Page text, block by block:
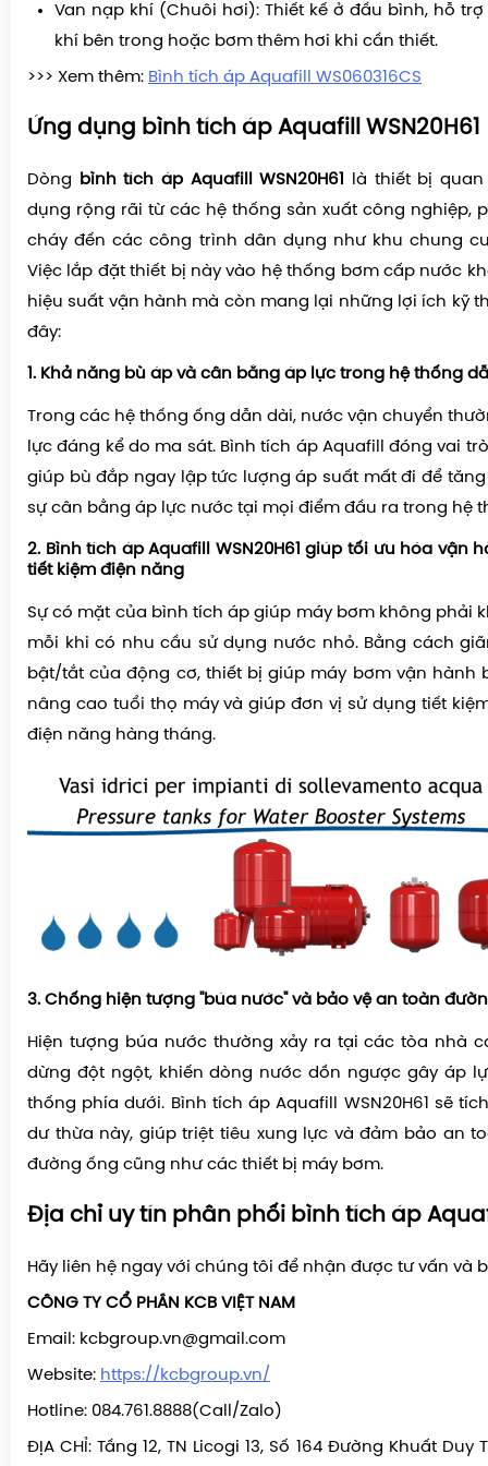
Van nạp khí (Chuôi hơi): Thiết kế ở đầu bình, hỗ
khí bên trong hoặc bơm thêm hơi khi cần thiết.
>>> Xem thêm: Bình tích áp Aquafill WS060316CS
Ứng dụng bình tích áp Aquafill WSN20H61
Dòng bình tích áp Aquafill WSN20H61 là thiết bị
dụng rộng rãi từ các hệ thống sản xuất công nghiệp,
cháy đến các công trình dân dụng như khu chung
Việc lắp đặt thiết bị này vào hệ thống bơm cấp nước
hiệu suất vận hành mà còn mang lại những lợi ích kỹ
đây:
1. Khả năng bù áp và cân bằng áp lực trong hệ thống
Trong các hệ thống ống dẫn dài, nước vận chuyển
lực đáng kể do ma sát. Bình tích áp Aquafill đóng vai
giúp bù đắp ngay lập tức lượng áp suất mất đi để
sự cân bằng áp lực nước tại mọi điểm đầu ra trong hệ
2. Bình tích áp Aquafill WSN20H61 giúp tối ưu hóa vận
tiết kiệm điện năng
Sự có mặt của bình tích áp giúp máy bơm không phải
mỗi khi có nhu cầu sử dụng nước nhỏ. Bằng cách
bật/tắt của động cơ, thiết bị giúp máy bơm vận hành
nâng cao tuổi thọ máy và giúp đơn vị sử dụng tiết
điện năng hàng tháng.
3. Chống hiện tượng "búa nước" và bảo vệ an toàn
Hiện tượng búa nước thường xảy ra tại các tòa nhà
dừng đột ngột, khiến dòng nước dồn ngược gây áp
thống phía dưới. Bình tích áp Aquafill WSN20H61 sẽ
dư thừa này, giúp triệt tiêu xung lực và đảm bảo an
đường ống cũng như các thiết bị máy bơm.
Địa chỉ uy tín phân phối bình tích áp
Hãy liên hệ ngay với chúng tôi để nhận được tư vấn và
CÔNG TY CỔ PHẦN KCB VIỆT NAM
Email: kcbgroup.vn@gmail.com
Website: https://kcbgroup.vn/
Hotline: 084.761.8888(Call/Zalo)
ĐỊA CHỈ: Tầng 12, TN Licogi 13, Số 164 Đường Khuất Duy